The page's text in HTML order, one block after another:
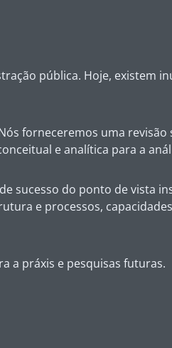
pública. Hoje, existem
forneceremos uma
e analítica para a
sucesso do ponto de vista
e processos,
a práxis e pesquisas futuras.